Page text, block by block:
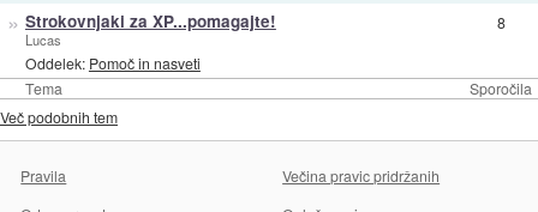
Tema Sporočila
» Strokovnjaki za XP...pomagajte!
Lucas
Oddelek: Pomoč in nasveti
8
Več podobnih tem
Pravila
Večina pravic pridržanih